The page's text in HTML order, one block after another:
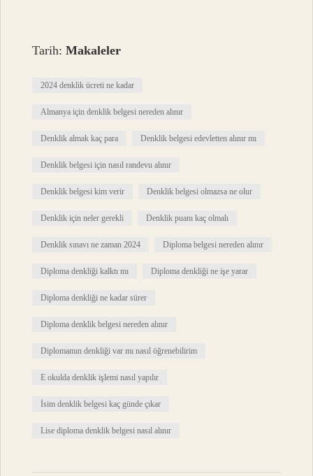
Tarih:Makaleler
2024 denklik ücreti ne kadar
Almanya için denklik belgesi nereden alınır
Denklik almak kaç para Denklik belgesi edevletten alınır mı
Denklik belgesi için nasıl randevu alınır
Denklik belgesi kim verir Denklik belgesi olmazsa ne olur
Denklik için neler gerekli Denklik puanı kaç olmalı
Denklik sınavı ne zaman 2024 Diploma belgesi nereden alınır
Diploma denkliği kalktı mı Diploma denkliği ne işe yarar
Diploma denkliği ne kadar sürer
Diploma denklik belgesi nereden alınır
Diplomamın denkliği var mı nasıl öğrenebilirim
E okulda denklik işlemi nasıl yapılır
İsim denklik belgesi kaç günde çıkar
Lise diploma denklik belgesi nasıl alınır